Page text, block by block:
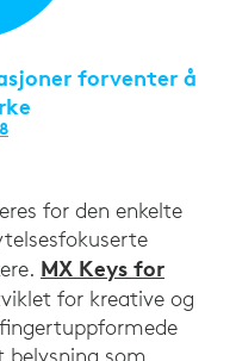
forventer å
8
for den enkelte
MX Keys for
for kreative og